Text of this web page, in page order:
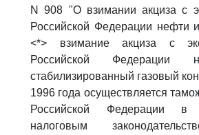
N 908 "О взимании акциза с
Российской Федерации нефти
<*> взимание акциза с
Российской Федерации
стабилизированный газовый
1996 года осуществляется
Российской Федерации в
налоговым